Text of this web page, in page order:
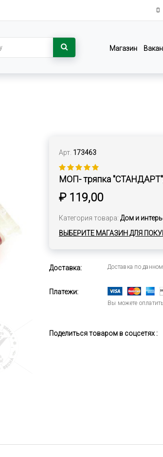
Магазин
Арт. 173463
МОП- тряпка
₽ 119,00
Категория товара: Дом и
ВЫБЕРИТЕ МАГАЗИН ДЛЯ
Доставка: Доставка по
Платежи:
Вы можете
Поделиться товаром в соцсетях :